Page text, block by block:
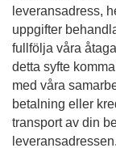
leveransadress,
uppgifter
fullfölja våra
detta syfte
med våra
betalning eller
transport av din